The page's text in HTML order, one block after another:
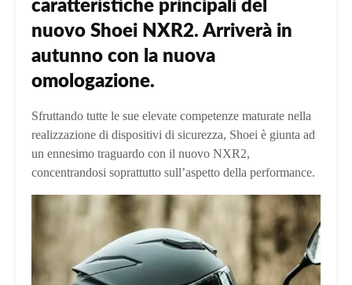
caratteristiche principali del
nuovo Shoei NXR2. Arriverà in
autunno con la nuova
omologazione.
Sfruttando tutte le sue elevate competenze maturate nella
realizzazione di dispositivi di sicurezza, Shoei è giunta ad
un ennesimo traguardo con il nuovo NXR2,
concentrandosi soprattutto sull’aspetto della performance.